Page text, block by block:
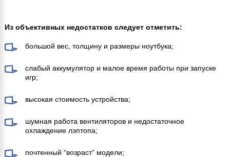
Из объективных недостатков следует отметить:
большой вес, толщину и размеры ноутбука;
слабый аккумулятор и малое время работы при запуске
игр;
высокая стоимость устройства;
шумная работа вентиляторов и недостаточное
охлаждение лэптопа;
почтенный “возраст” модели;